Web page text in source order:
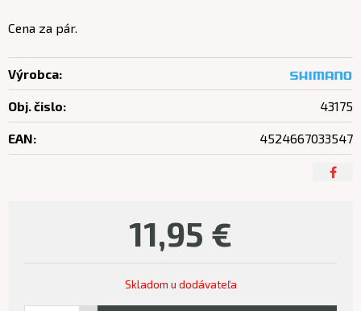
11,95 €
Skladom u dodávateľa
Cena za pár.
Výrobca:
Obj. čislo: 43175
EAN: 4524667033547